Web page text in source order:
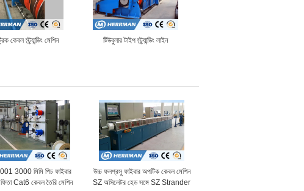
কেবল স্ট্র্যান্ডিং মেশিন টিউবুলার টাইপ স্ট্র্যান্ডিং লাইন
3000 মিমি পিচ ফাইবার
Cat6 কেবল তৈরি মেশিন
উচ্চ ফলপ্রসু ফাইবার অপটিক কেবল মেশিন
SZ অসিলেটর হেড সঙ্গে SZ Strander